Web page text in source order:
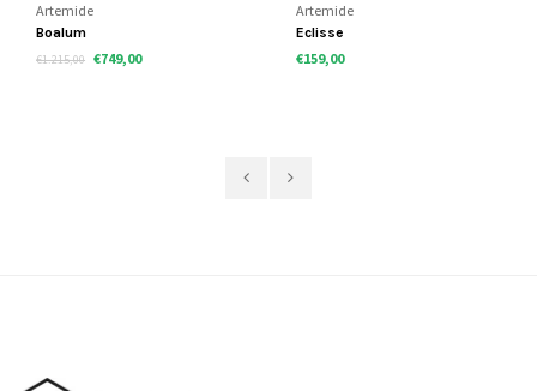
Artemide
Boalum
€1.215,00 €749,00
Artemide
Eclisse
€159,00